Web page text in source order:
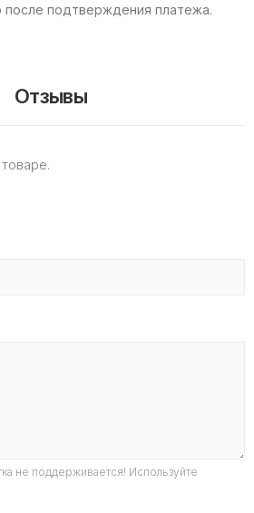
после подтверждения платежа.
Отзывы
не поддерживается! Используйте